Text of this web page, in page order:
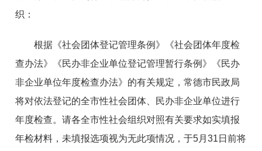
织：
根据《社会团体登记管理条例》《社会团体年度检
查办法》《民办非企业单位登记管理暂行条例》《民办
非企业单位年度检查办法》的有关规定，常德市民政局
将对依法登记的全市性社会团体、民办非企业单位进行
年度检查。请各全市性社会组织对照有关要求如实填报
年检材料，未填报选项视为无此项情况，于5月31日前将